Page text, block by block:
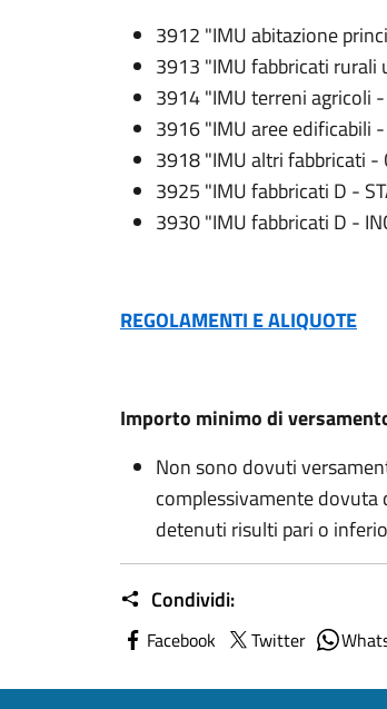
3912 "IMU abitazione
3913 "IMU fabbricati rurali
3914 "IMU terreni agricoli -
3916 "IMU aree edificabili
3918 "IMU altri fabbricati -
3925 "IMU fabbricati D -
3930 "IMU fabbricati D -
REGOLAMENTI E ALIQUOTE
Importo minimo di
Non sono dovuti
complessivamente
detenuti risulti pari o
Condividi:
Facebook Twitter